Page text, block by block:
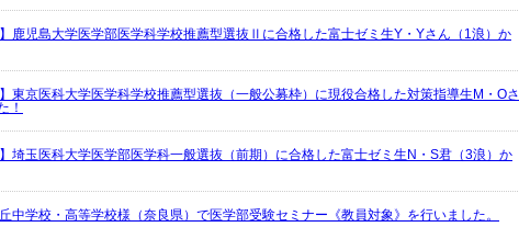
】鹿児島大学医学部医学科学校推薦型選抜Ⅱに合格した富士ゼミ生Y・Yさん（1浪）か
】東京医科大学医学科学校推薦型選抜（一般公募枠）に現役合格した対策指導生M・Oさ
！
】埼玉医科大学医学部医学科一般選抜（前期）に合格した富士ゼミ生N・S君（3浪）か
中学校・高等学校様（奈良県）で医学部受験セミナー《教員対象》を行いました。